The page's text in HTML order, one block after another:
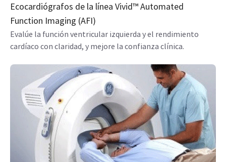
Ecocardiógrafos de la línea Vivid™ Automated
Function Imaging (AFI)
Evalúe la función ventricular izquierda y el rendimiento
cardíaco con claridad, y mejore la confianza clínica.